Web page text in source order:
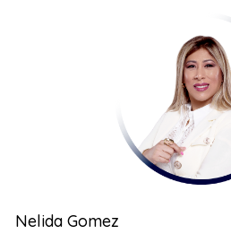
este artículo, profundizaremos
pequeña ciudad sea especial y
Miami puede influir en tu
PROXIMIDAD
Wilton Manors se encuentra
en una opción ideal para
Nelida Gomez